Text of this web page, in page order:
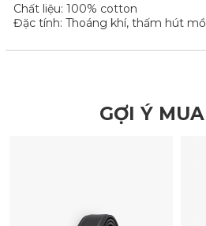
Chất liệu: 100% cotton
Đặc tính: Thoáng khí, thấm hút
GỢI Ý